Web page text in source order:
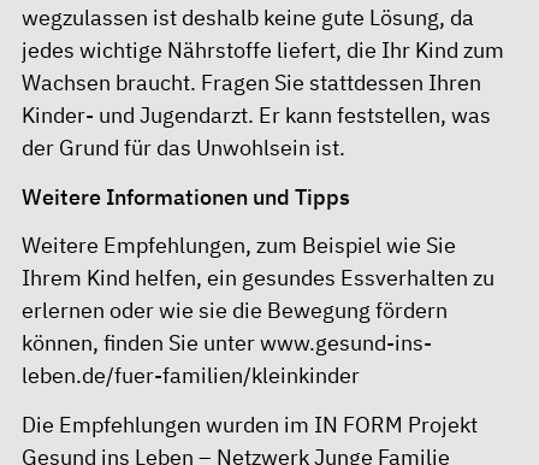
wegzulassen ist deshalb keine gute Lösung, da
jedes wichtige Nährstoffe liefert, die Ihr Kind zum
Wachsen braucht. Fragen Sie stattdessen Ihren
Kinder- und Jugendarzt. Er kann feststellen, was
der Grund für das Unwohlsein ist.
Weitere Informationen und Tipps
Weitere Empfehlungen, zum Beispiel wie Sie
Ihrem Kind helfen, ein gesundes Essverhalten zu
erlernen oder wie sie die Bewegung fördern
können, finden Sie unterwww.gesund-ins-
leben.de/fuer-familien/kleinkinder
Die Empfehlungen wurden im IN FORM Projekt
Gesund ins Leben – Netzwerk Junge Familie